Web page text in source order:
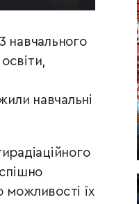
навчального
навчальні
можливості їх